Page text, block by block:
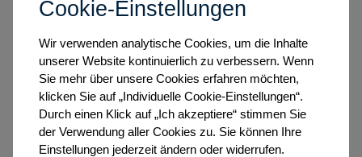
Cookie-Einstellungen
Wir verwenden analytische Cookies, um die Inhalte
unserer Website kontinuierlich zu verbessern. Wenn
Sie mehr über unsere Cookies erfahren möchten,
klicken Sie auf „Individuelle Cookie-Einstellungen“.
Durch einen Klick auf „Ich akzeptiere“ stimmen Sie
der Verwendung aller Cookies zu. Sie können Ihre
Einstellungen jederzeit ändern oder widerrufen.